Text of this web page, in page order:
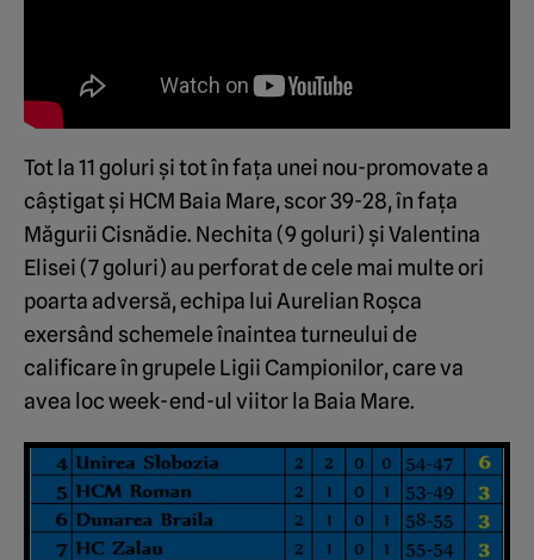
Tot la 11 goluri și tot în fața unei nou-promovate a
câștigat și HCM Baia Mare, scor 39-28, în fața
Măgurii Cisnădie. Nechita (9 goluri) și Valentina
Elisei (7 goluri) au perforat de cele mai multe ori
poarta adversă, echipa lui Aurelian Roșca
exersând schemele înaintea turneului de
calificare în grupele Ligii Campionilor, care va
avea loc week-end-ul viitor la Baia Mare.